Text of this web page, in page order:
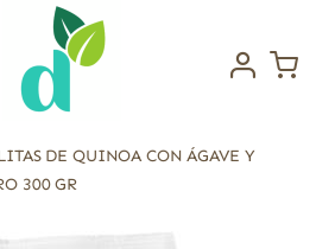
DE QUINOA CON ÁGAVE Y
300 GR